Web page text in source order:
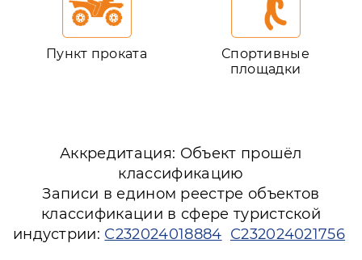
Пункт проката
Спортивные
площадки
Аккредитация: Объект прошёл
классификацию
Записи в едином реестре объектов
классификации в сфере туристской
индустрии: С232024018884 С232024021756